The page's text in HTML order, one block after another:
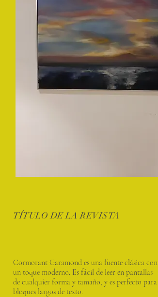
TÍTULO DE LA REVISTA
Cormorant Garamond es una fuente clásica con
un toque moderno. Es fácil de leer en pantallas
de cualquier forma y tamaño, y es perfecto para
bloques largos de texto.